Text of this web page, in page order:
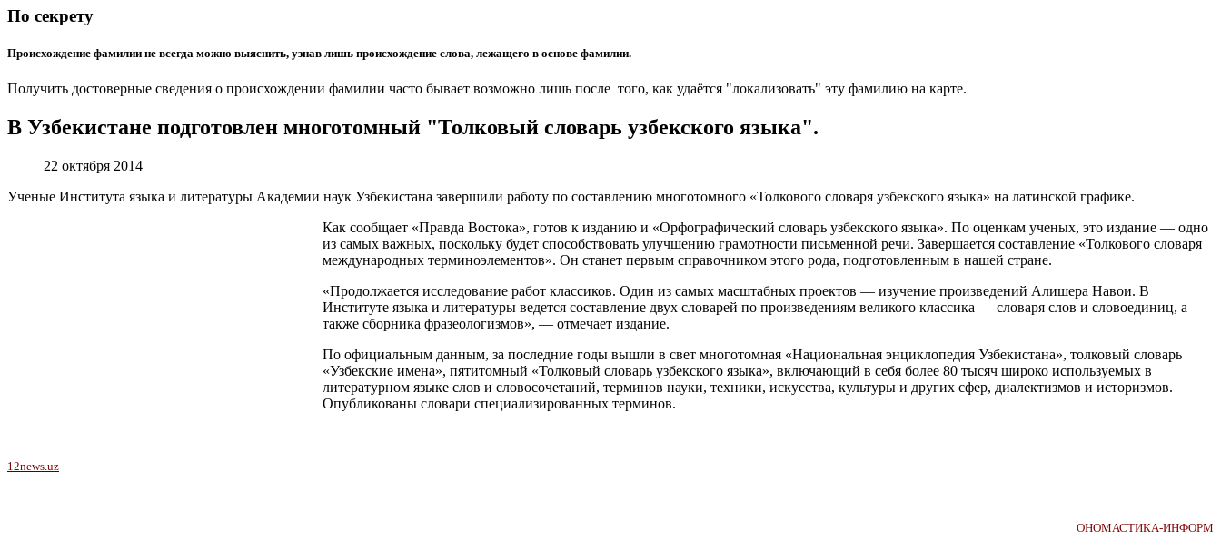
По секрету
Происхождение фамилии не всегда можно выяснить, узнав лишь происхождение слова, лежащего в основе фамилии.
Получить достоверные сведения о происхождении фамилии часто бывает возможно лишь после того, как удаётся "локализовать" эту фамилию на карте.
В Узбекистане подготовлен многотомный "Толковый словарь узбекского языка".
22 октября 2014
Ученые Института языка и литературы Академии наук Узбекистана завершили работу по составлению многотомного «Толкового словаря узбекского языка» на латинской графике.
Как сообщает «Правда Востока», готов к изданию и «Орфографический словарь узбекского языка». По оценкам ученых, это издание — одно
из самых важных, поскольку будет способствовать улучшению грамотности письменной речи. Завершается составление «Толкового словаря
международных терминоэлементов». Он станет первым справочником этого рода, подготовленным в нашей стране.
«Продолжается исследование работ классиков. Один из самых масштабных проектов — изучение произведений Алишера Навои. В
Институте языка и литературы ведется составление двух словарей по произведениям великого классика — словаря слов и словоединиц, а
также сборника фразеологизмов», — отмечает издание.
По официальным данным, за последние годы вышли в свет многотомная «Национальная энциклопедия Узбекистана», толковый словарь
«Узбекские имена», пятитомный «Толковый словарь узбекского языка», включающий в себя более 80 тысяч широко используемых в
литературном языке слов и словосочетаний, терминов науки, техники, искусства, культуры и других сфер, диалектизмов и историзмов.
Опубликованы словари специализированных терминов.
12news.uz
ОНОМАСТИКА-ИНФОРМ